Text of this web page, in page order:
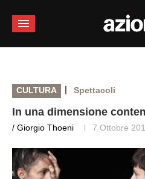
CULTURA | Spettacoli
In una dimensione
/ Giorgio Thoeni 7 Ottobre